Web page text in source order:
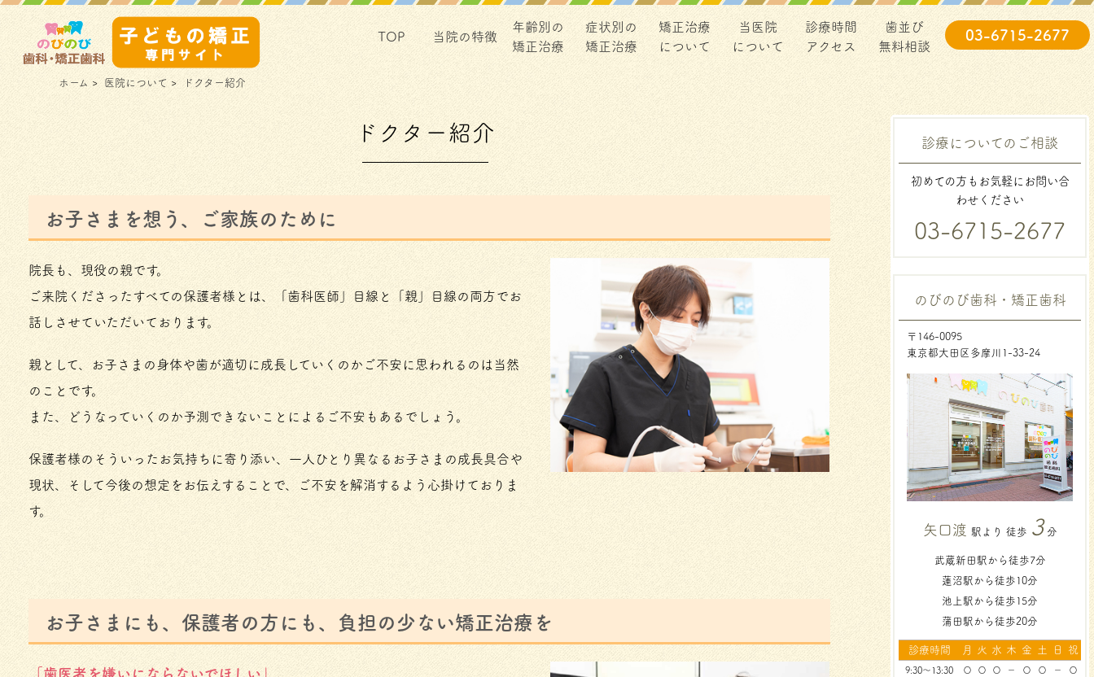
TOP 当院の特徴
年齢別の
矯正治療
症状別の
矯正治療
矯正治療
について
当医院
について
診療時間
アクセス
歯並び
無料相談
03-6715-2677
ホーム > 医院について > ドクター紹介
ドクター紹介
お子さまを想う、ご家族のために
院長も、現役の親です。
ご来院くださったすべての保護者様とは、「歯科医師」目線と「親」目線の両方でお
話しさせていただいております。
親として、お子さまの身体や歯が適切に成長していくのかご不安に思われるのは当然
のことです。
また、どうなっていくのか予測できないことによるご不安もあるでしょう。
保護者様のそういったお気持ちに寄り添い、一人ひとり異なるお子さまの成長具合や
現状、そして今後の想定をお伝えすることで、ご不安を解消するよう心掛けておりま
す。
お子さまにも、保護者の方にも、負担の少ない矯正治療を
「歯医者を嫌いにならないでほしい」。
診療についてのご相談
初めての方もお気軽にお問い合
わせください
03-6715-2677
のびのび歯科・矯正歯科
〒146-0095
東京都大田区多摩川1-33-24
矢口渡 駅より 徒歩 3分
武蔵新田駅から徒歩7分
蓮沼駅から徒歩10分
池上駅から徒歩15分
蒲田駅から徒歩20分
診療時間 月 火 水 木 金 土 日 祝
9:30～13:30 〇 〇 〇 － 〇 〇 － 〇